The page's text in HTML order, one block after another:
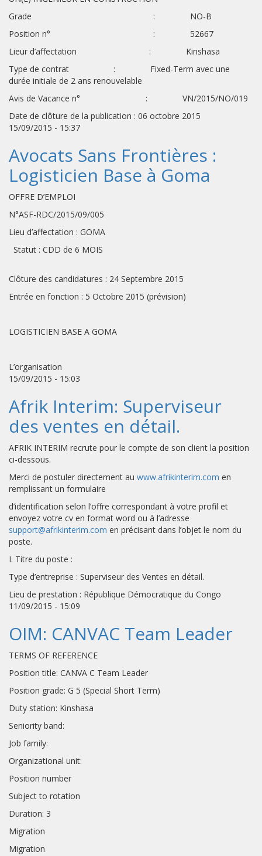
Grade : NO-B
Position n° : 52667
Lieur d’affectation : Kinshasa
Type de contrat : Fixed-Term avec une
durée initiale de 2 ans renouvelable
Avis de Vacance n° : VN/2015/NO/019
Date de clôture de la publication : 06 octobre 2015
15/09/2015 - 15:37
Avocats Sans Frontières :
Logisticien Base à Goma
OFFRE D’EMPLOI
N°ASF-RDC/2015/09/005
Lieu d’affectation : GOMA
Statut : CDD de 6 MOIS
Clôture des candidatures : 24 Septembre 2015
Entrée en fonction : 5 Octobre 2015 (prévision)
LOGISTICIEN BASE A GOMA
L’organisation
15/09/2015 - 15:03
Afrik Interim: Superviseur
des ventes en détail.
AFRIK INTERIM recrute pour le compte de son client la position
ci-dessous.
Merci de postuler directement au www.afrikinterim.com en
remplissant un formulaire
d’identification selon l’offre correspondant à votre profil et
envoyez votre cv en format word ou à l’adresse
support@afrikinterim.com en précisant dans l’objet le nom du
poste.
I. Titre du poste :
Type d’entreprise : Superviseur des Ventes en détail.
Lieu de prestation : République Démocratique du Congo
11/09/2015 - 15:09
OIM: CANVAC Team Leader
TERMS OF REFERENCE
Position title: CANVA C Team Leader
Position grade: G 5 (Special Short Term)
Duty station: Kinshasa
Seniority band:
Job family:
Organizational unit:
Position number
Subject to rotation
Duration: 3
Migration
Migration